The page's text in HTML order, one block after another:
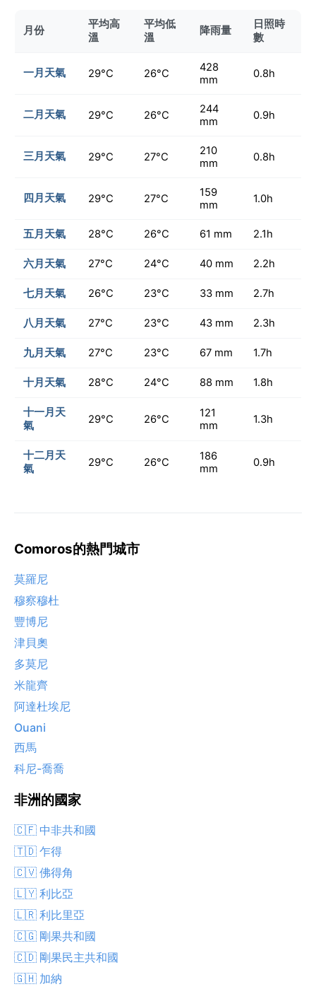
月份
平均高
溫
平均低
溫
降雨量
日照時
數
一月天氣 29°C 26°C
428
mm
0.8h
二月天氣 29°C 26°C
244
mm
0.9h
三月天氣 29°C 27°C
210
mm
0.8h
四月天氣 29°C 27°C
159
mm
1.0h
五月天氣 28°C 26°C 61 mm 2.1h
六月天氣 27°C 24°C 40 mm 2.2h
七月天氣 26°C 23°C 33 mm 2.7h
八月天氣 27°C 23°C 43 mm 2.3h
九月天氣 27°C 23°C 67 mm 1.7h
十月天氣 28°C 24°C 88 mm 1.8h
十一月天
氣
29°C 26°C
121
mm
1.3h
十二月天
氣
29°C 26°C
186
mm
0.9h
Comoros的熱門城市
莫羅尼
穆察穆杜
豐博尼
津貝奧
多莫尼
米龍齊
阿達杜埃尼
Ouani
西馬
科尼-喬喬
非洲的國家
🇨🇫 中非共和國
🇹🇩 乍得
🇨🇻 佛得角
🇱🇾 利比亞
🇱🇷 利比里亞
🇨🇬 剛果共和國
🇨🇩 剛果民主共和國
🇬🇭 加納